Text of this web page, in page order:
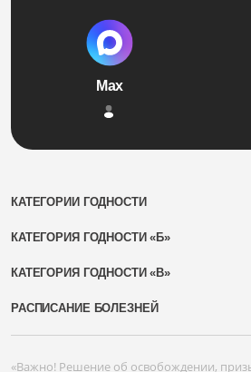
Max
КАТЕГОРИИ ГОДНОСТИ
КАТЕГОРИЯ ГОДНОСТИ «Б»
КАТЕГОРИЯ ГОДНОСТИ «В»
РАСПИСАНИЕ БОЛЕЗНЕЙ
«Важно! Решение об освобождении,